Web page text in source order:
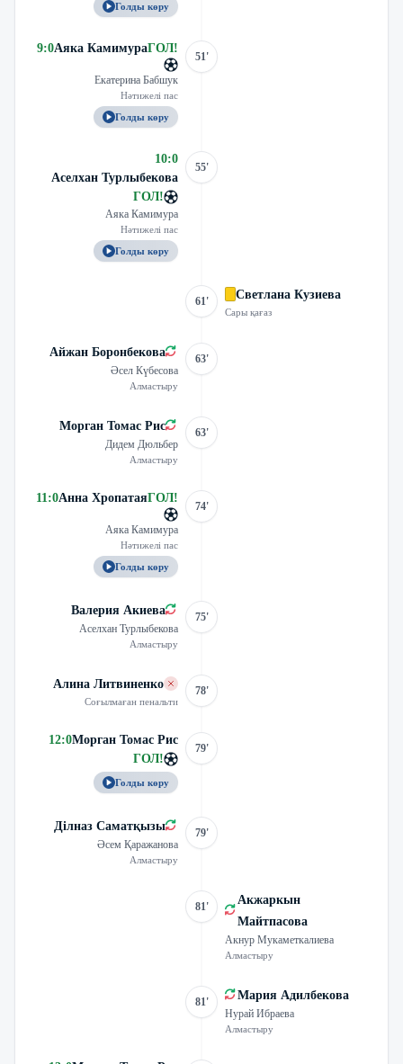
Голды көру
9:0Аяка КамимураГОЛ!
Екатерина Бабшук
Нәтижелі пас
Голды көру
51'
10:0
Аселхан Турлыбекова
ГОЛ!
Аяка Камимура
Нәтижелі пас
Голды көру
55'
61' Светлана Кузиева
Сары қағаз
Айжан Боронбекова
Әсел Күбесова
Алмастыру
63'
Морган Томас Рис
Дидем Дюльбер
Алмастыру
63'
11:0Анна ХропатаяГОЛ!
Аяка Камимура
Нәтижелі пас
Голды көру
74'
Валерия Акиева
Аселхан Турлыбекова
Алмастыру
75'
Алина Литвиненко
Соғылмаған пенальти
78'
12:0Морган Томас Рис
ГОЛ!
Голды көру
79'
Ділназ Саматқызы
Әсем Қаражанова
Алмастыру
79'
81'
Акжаркын
Майтпасова
Акнур Мукаметкалиева
Алмастыру
81' Мария Адилбекова
Нурай Ибраева
Алмастыру